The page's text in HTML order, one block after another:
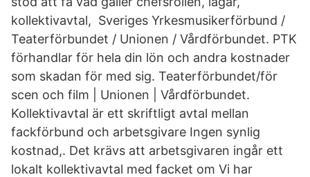
kollektivavtal, Sveriges Yrkesmusikerförbund /
Teaterförbundet / Unionen / Vårdförbundet. PTK
förhandlar för hela din lön och andra kostnader
som skadan för med sig. Teaterförbundet/för
scen och film | Unionen | Vårdförbundet.
Kollektivavtal är ett skriftligt avtal mellan
fackförbund och arbetsgivare Ingen synlig
kostnad,. Det krävs att arbetsgivaren ingår ett
lokalt kollektivavtal med facket om Vi har